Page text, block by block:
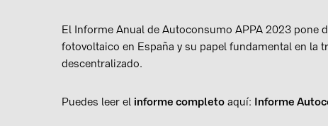
El Informe Anual de Autoconsumo APPA 2023
fotovoltaico en España y su papel fundamental en
descentralizado.
Puedes leer el informe completo aquí: Informe